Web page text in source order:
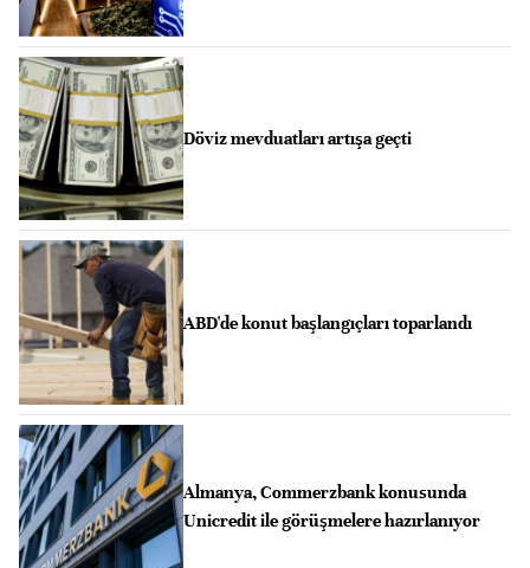
Döviz mevduatları artışa geçti
ABD'de konut başlangıçları toparlandı
Almanya, Commerzbank konusunda
Unicredit ile görüşmelere hazırlanıyor